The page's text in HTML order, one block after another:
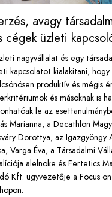
avagy
cégek üzleti
nagyvállalat és egy
kapcsolatot kialakítani,
produktív és mégis
és másoknak is
le az
Marianna, a Decathlon
Dorottya, az Igazgyöngy
Varga Éva, a Társadalmi
alelnöke és Fertetics
Kft. ügyvezetője a Focus